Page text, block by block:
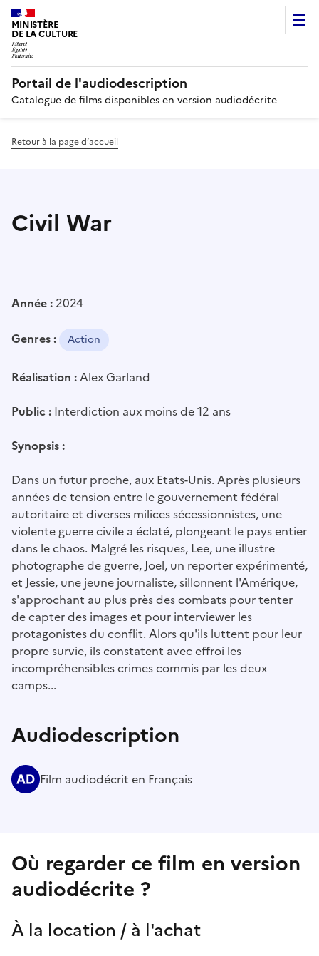
MINISTÈRE
DE LA CULTURE
Portail de l'audiodescription
Catalogue de films disponibles en version audiodécrite
Retour à la page d’accueil
Civil War
Année : 2024
Genres : Action
Réalisation :Alex Garland
Public : Interdiction aux moins de 12 ans
Synopsis :
Dans un futur proche, aux Etats-Unis. Après plusieurs
années de tension entre le gouvernement fédéral
autoritaire et diverses milices sécessionnistes, une
violente guerre civile a éclaté, plongeant le pays entier
dans le chaos. Malgré les risques, Lee, une illustre
photographe de guerre, Joel, un reporter expérimenté,
et Jessie, une jeune journaliste, sillonnent l'Amérique,
s'approchant au plus près des combats pour tenter
de capter des images et pour interviewer les
protagonistes du conflit. Alors qu'ils luttent pour leur
propre survie, ils constatent avec effroi les
incompréhensibles crimes commis par les deux
camps...
Audiodescription
Film audiodécrit en Français
Où regarder ce film en version
audiodécrite ?
À la location / à l'achat